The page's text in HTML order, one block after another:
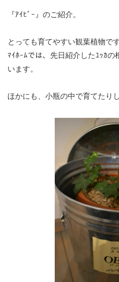
『ｱｲﾋﾞｰ』のご紹介。
とっても育てやすい観葉植物です
ﾏｲﾎｰﾑでは、先日紹介したﾕｯｶの
います。
ほかにも、小瓶の中で育てたり